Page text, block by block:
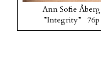
Ann Sofie Åberg
”Integrity” 76p